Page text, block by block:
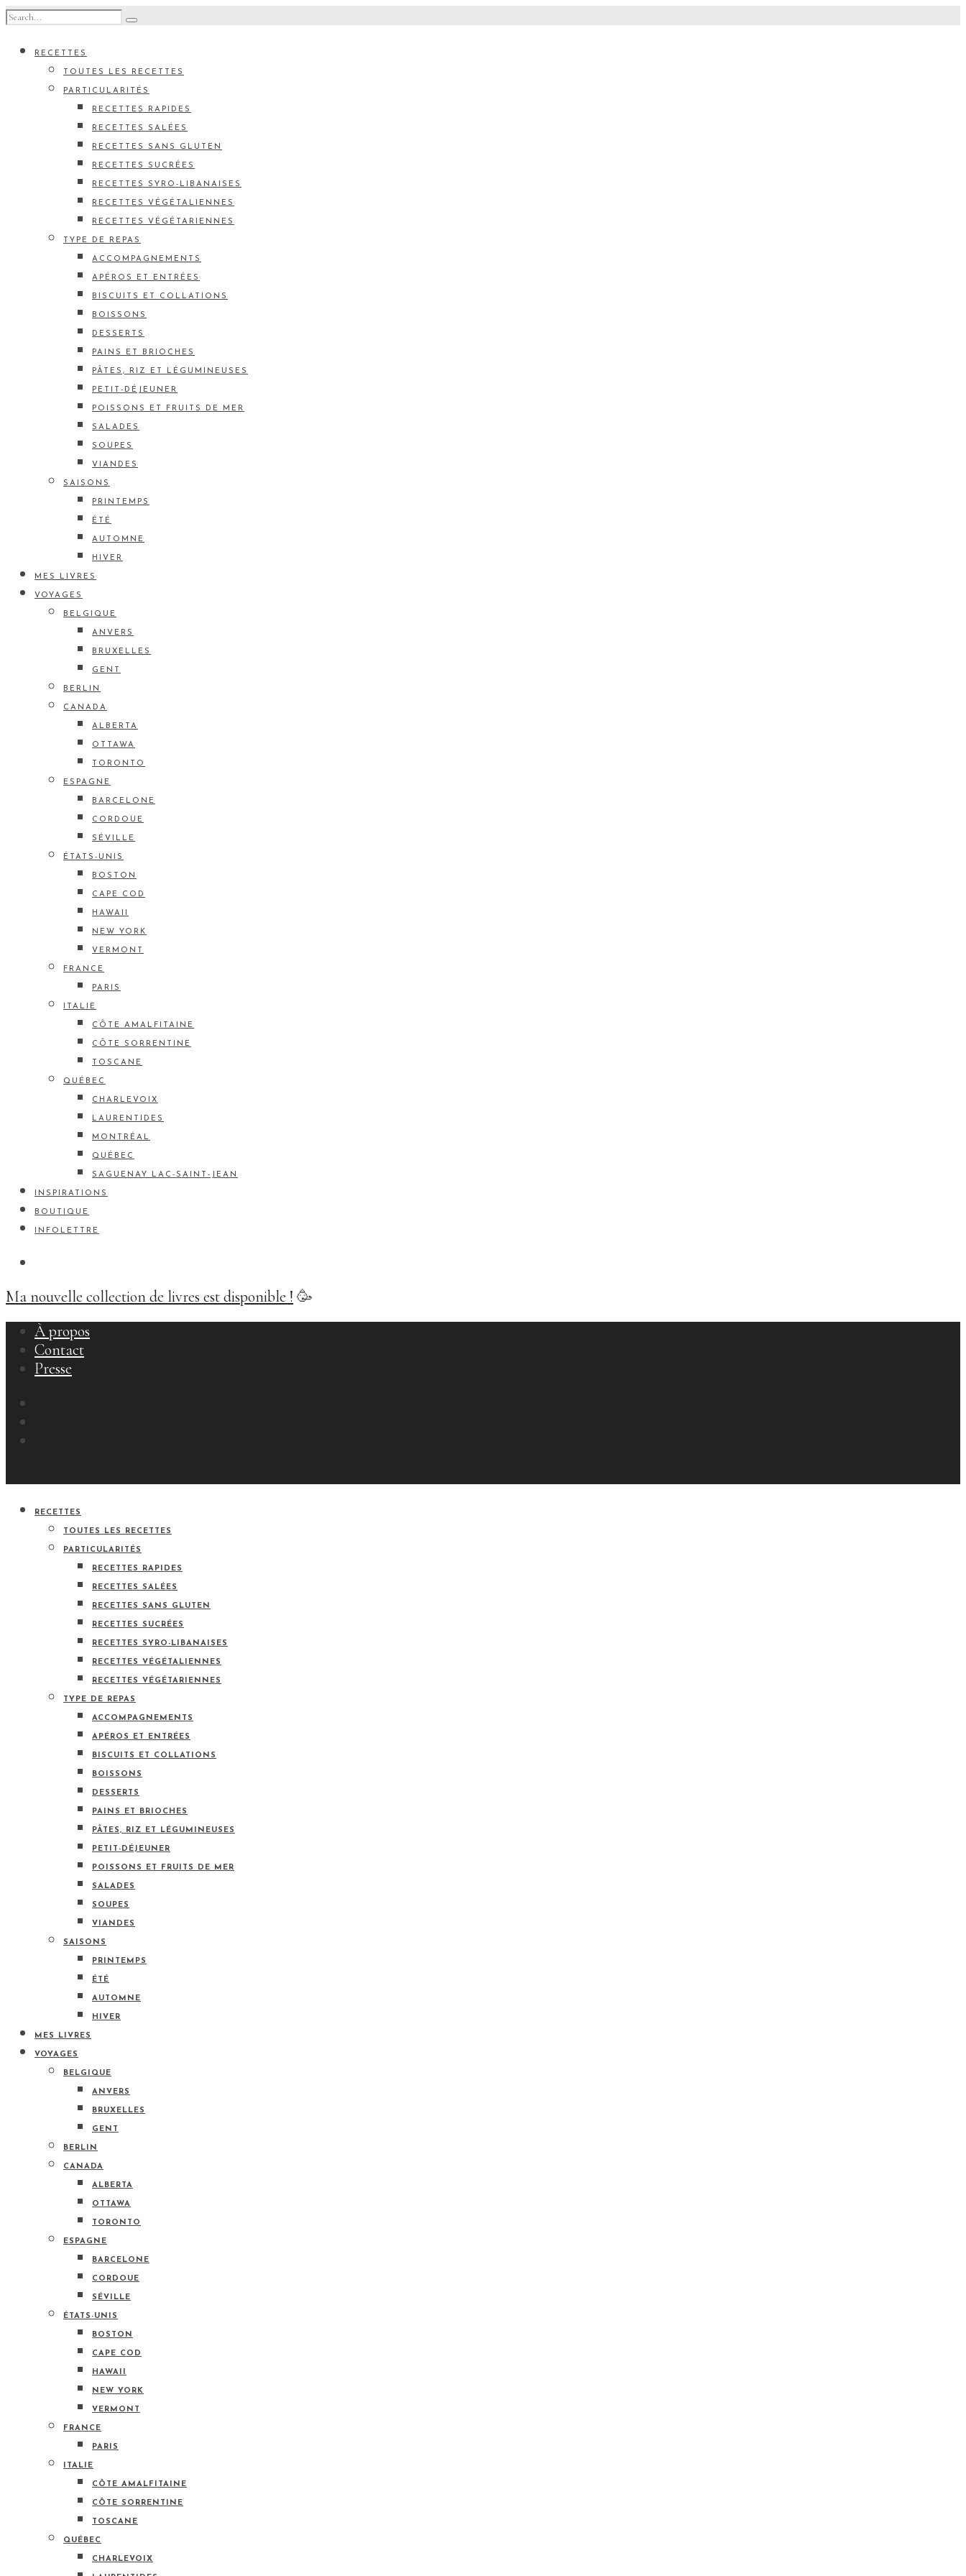
RECETTES
TOUTES LES RECETTES
PARTICULARITÉS
RECETTES RAPIDES
RECETTES SALÉES
RECETTES SANS GLUTEN
RECETTES SUCRÉES
RECETTES SYRO-LIBANAISES
RECETTES VÉGÉTALIENNES
RECETTES VÉGÉTARIENNES
TYPE DE REPAS
ACCOMPAGNEMENTS
APÉROS ET ENTRÉES
BISCUITS ET COLLATIONS
BOISSONS
DESSERTS
PAINS ET BRIOCHES
PÂTES, RIZ ET LÉGUMINEUSES
PETIT-DÉJEUNER
POISSONS ET FRUITS DE MER
SALADES
SOUPES
VIANDES
SAISONS
PRINTEMPS
ÉTÉ
AUTOMNE
HIVER
MES LIVRES
VOYAGES
BELGIQUE
ANVERS
BRUXELLES
GENT
BERLIN
CANADA
ALBERTA
OTTAWA
TORONTO
ESPAGNE
BARCELONE
CORDOUE
SÉVILLE
ÉTATS-UNIS
BOSTON
CAPE COD
HAWAII
NEW YORK
VERMONT
FRANCE
PARIS
ITALIE
CÔTE AMALFITAINE
CÔTE SORRENTINE
TOSCANE
QUÉBEC
CHARLEVOIX
LAURENTIDES
MONTRÉAL
QUÉBEC
SAGUENAY LAC-SAINT-JEAN
INSPIRATIONS
BOUTIQUE
INFOLETTRE
Ma nouvelle collection de livres est disponible ! 🥳
À propos
Contact
Presse
RECETTES
TOUTES LES RECETTES
PARTICULARITÉS
RECETTES RAPIDES
RECETTES SALÉES
RECETTES SANS GLUTEN
RECETTES SUCRÉES
RECETTES SYRO-LIBANAISES
RECETTES VÉGÉTALIENNES
RECETTES VÉGÉTARIENNES
TYPE DE REPAS
ACCOMPAGNEMENTS
APÉROS ET ENTRÉES
BISCUITS ET COLLATIONS
BOISSONS
DESSERTS
PAINS ET BRIOCHES
PÂTES, RIZ ET LÉGUMINEUSES
PETIT-DÉJEUNER
POISSONS ET FRUITS DE MER
SALADES
SOUPES
VIANDES
SAISONS
PRINTEMPS
ÉTÉ
AUTOMNE
HIVER
MES LIVRES
VOYAGES
BELGIQUE
ANVERS
BRUXELLES
GENT
BERLIN
CANADA
ALBERTA
OTTAWA
TORONTO
ESPAGNE
BARCELONE
CORDOUE
SÉVILLE
ÉTATS-UNIS
BOSTON
CAPE COD
HAWAII
NEW YORK
VERMONT
FRANCE
PARIS
ITALIE
CÔTE AMALFITAINE
CÔTE SORRENTINE
TOSCANE
QUÉBEC
CHARLEVOIX